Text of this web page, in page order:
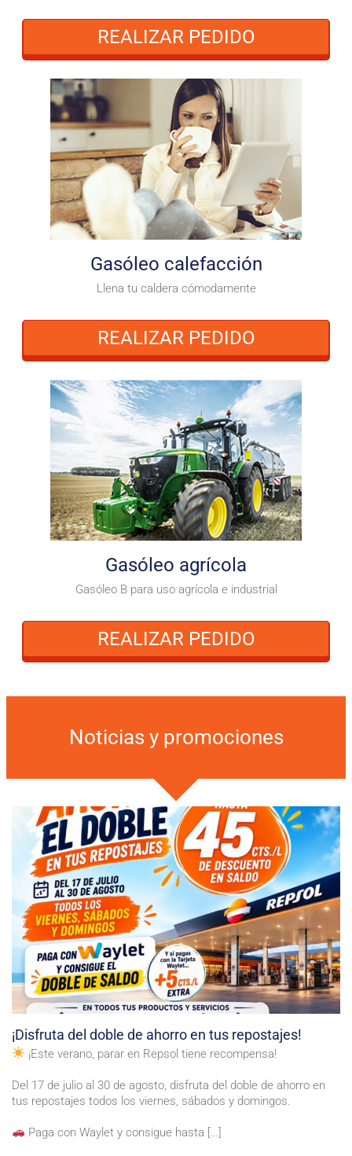
REALIZAR PEDIDO
Gasóleo calefacción
Llena tu caldera cómodamente
REALIZAR PEDIDO
Gasóleo agrícola
Gasóleo B para uso agrícola e industrial
REALIZAR PEDIDO
Noticias y promociones
¡Disfruta del doble de ahorro en tus repostajes!
¡Este verano, parar en Repsol tiene recompensa!
Del 17 de julio al 30 de agosto, disfruta del doble de ahorro en
tus repostajes todos los viernes, sábados y domingos.
Paga con Waylet y consigue hasta […]